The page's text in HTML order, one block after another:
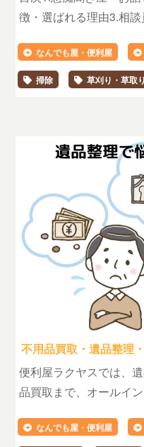
徴・選ばれる理由3.相
なんでも屋・便利屋
掃除 草刈り・草取り
不用品買取・遺品整理
便利屋ラクヤスでは、
品買取まで、オールイ
なんでも屋・便利屋